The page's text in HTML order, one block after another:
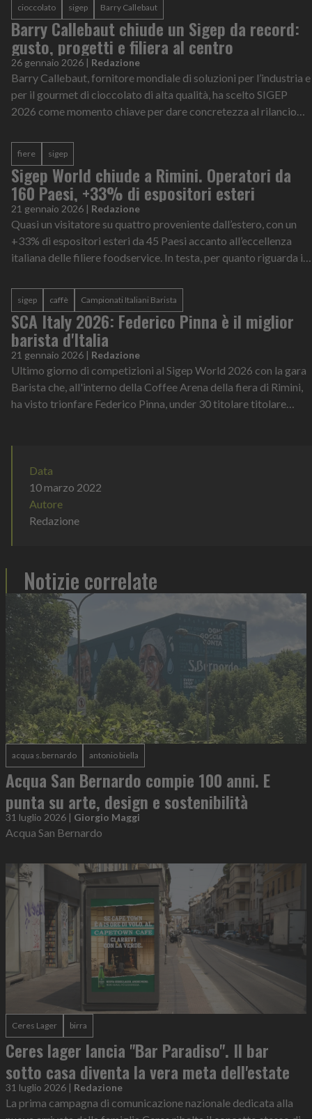
cioccolato sigep Barry Callebaut
Barry Callebaut chiude un Sigep da record:
gusto, progetti e filiera al centro
26 gennaio 2026 | Redazione
Barry Callebaut, fornitore mondiale di soluzioni per l’industria e
per il gourmet di cioccolato di alta qualità, ha scelto SIGEP
2026 come momento chiave per dare concretezza al rilancio
fiere sigep
Sigep World chiude a Rimini. Operatori da
160 Paesi, +33% di espositori esteri
21 gennaio 2026 | Redazione
Quasi un visitatore su quattro proveniente dall’estero, con un
+33% di espositori esteri da 45 Paesi accanto all’eccellenza
italiana delle filiere foodservice. In testa, per quanto riguarda i
sigep caffè Campionati Italiani Barista
SCA Italy 2026: Federico Pinna è il miglior
barista d'Italia
21 gennaio 2026 | Redazione
Ultimo giorno di competizioni al Sigep World 2026 con la gara
Barista che, all'interno della Coffee Arena della fiera di Rimini,
ha visto trionfare Federico Pinna, under 30 titolare titolare
Data
10 marzo 2022
Autore
Redazione
Notizie correlate
acqua s.bernardo antonio biella
Acqua San Bernardo compie 100 anni. E
punta su arte, design e sostenibilità
31 luglio 2026 | Giorgio Maggi
Acqua San Bernardo
Ceres Lager birra
Ceres lager lancia "Bar Paradiso". Il bar
sotto casa diventa la vera meta dell'estate
31 luglio 2026 | Redazione
La prima campagna di comunicazione nazionale dedicata alla